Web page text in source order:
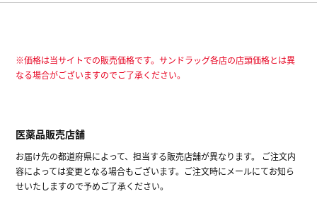
※価格は当サイトでの販売価格です。サンドラッグ各店の店頭価格とは異
なる場合がございますのでご了承ください。
医薬品販売店舗
お届け先の都道府県によって、担当する販売店舗が異なります。 ご注文内
容によっては変更となる場合もございます。ご注文時にメールにてお知ら
せいたしますので予めご了承ください。